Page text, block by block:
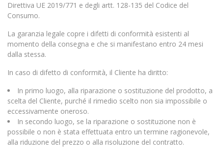
Direttiva UE 2019/771 e degli artt. 128-135 del Codice del
Consumo.
La garanzia legale copre i difetti di conformità esistenti al
momento della consegna e che si manifestano entro 24 mesi
dalla stessa.
In caso di difetto di conformità, il Cliente ha diritto:
In primo luogo, alla riparazione o sostituzione del prodotto, a
scelta del Cliente, purché il rimedio scelto non sia impossibile o
eccessivamente oneroso.
In secondo luogo, se la riparazione o sostituzione non è
possibile o non è stata effettuata entro un termine ragionevole,
alla riduzione del prezzo o alla risoluzione del contratto.